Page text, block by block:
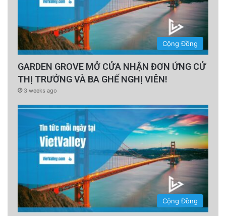
Cộng Đồng
GARDEN GROVE MỞ CỬA NHẬN ĐƠN ỨNG CỬ
THỊ TRƯỞNG VÀ BA GHẾ NGHỊ VIÊN!
3 weeks ago
Cộng Đồng